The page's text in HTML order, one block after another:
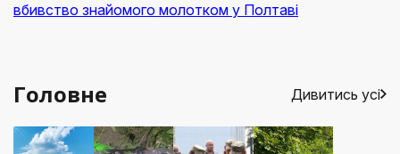
вбивство знайомого молотком у Полтаві
Головне Дивитись усі